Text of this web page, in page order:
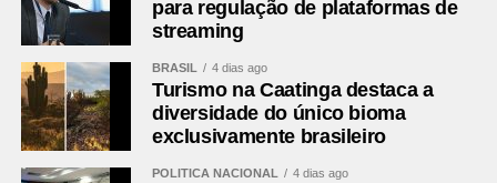
para regulação de plataformas de
streaming
BRASIL 4 dias ago
Turismo na Caatinga destaca a
diversidade do único bioma
exclusivamente brasileiro
POLÍTICA NACIONAL 4 dias ago